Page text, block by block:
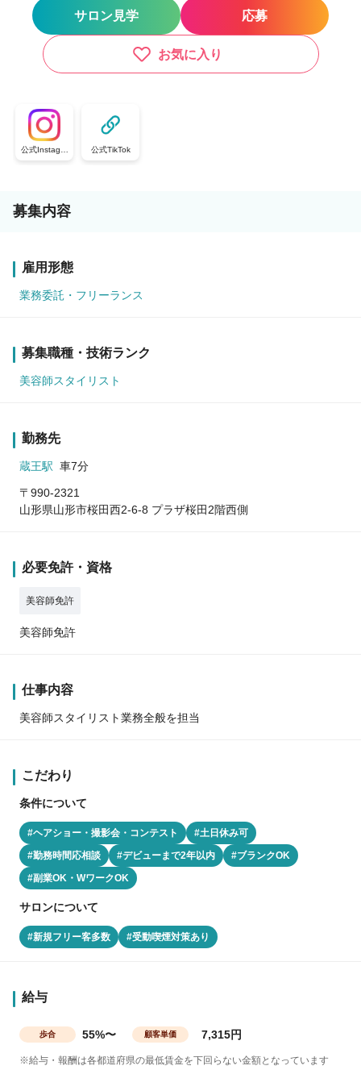
サロン見学 応募
お気に入り
公式Instagra
m
公式TikTok
募集内容
雇用形態
業務委託・フリーランス
募集職種・技術ランク
美容師スタイリスト
勤務先
蔵王駅 車7分
〒990-2321
山形県山形市桜田西2-6-8 プラザ桜田2階西側
必要免許・資格
美容師免許
美容師免許
仕事内容
美容師スタイリスト業務全般を担当
こだわり
条件について
#ヘアショー・撮影会・コンテスト
#土日休み可
#勤務時間応相談
#デビューまで2年以内
#ブランクOK
#副業OK・WワークOK
サロンについて
#新規フリー客多数 #受動喫煙対策あり
給与
歩合 55%〜 顧客単価 7,315円
※給与・報酬は各都道府県の最低賃金を下回らない金額となっています